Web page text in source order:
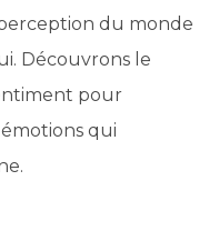
du monde
Découvrons le
pour
qui